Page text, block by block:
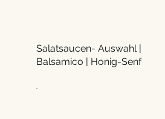
Salatsaucen- Auswahl |
Balsamico | Honig-Senf